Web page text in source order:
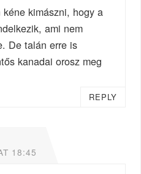
kimászni, hogy a
ami nem
De talán erre is
kanadai orosz meg
REPLY
18:45